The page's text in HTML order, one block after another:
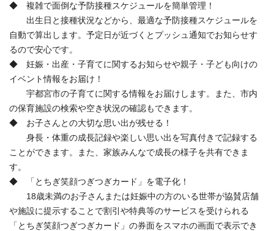
◆ 複雑で面倒な予防接種スケジュールを簡単管理！
出生日と接種状況などから、最適な予防接種スケジュールを
自動で算出します。予定日が近づくとプッシュ通知でお知らせす
るので安心です。
◆ 妊娠・出産・子育てに関するお知らせや親子・子ども向けの
イベント情報をお届け！
宇都宮市の子育てに関する情報をお届けします。また、市内
の保育施設の検索や空き状況の確認もできます。
◆ お子さんとの大切な思い出が残せる！
身長・体重の成長記録や楽しい思い出を写真付きで記録する
ことができます。また、家族みんなで成長の様子を共有できま
す。
◆ 「とちぎ笑顔つぎつぎカード」を電子化！
18歳未満のお子さんまたは妊娠中の方のいる世帯が協賛店舗
や施設に提示することで割引や特典等のサービスを受けられる
「とちぎ笑顔つぎつぎカード」の券面をスマホの画面で表示でき